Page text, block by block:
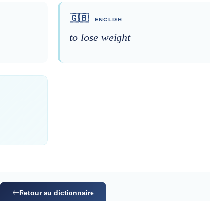
🇬🇧 ENGLISH
to lose weight
Retour au dictionnaire